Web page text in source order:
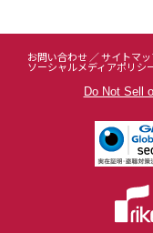
定期的な改善
当社は個人情
当社はお客様
正、削除、利
理的な範囲で
お問い合わせ サイトマ
ソーシャルメディアポリシ
Do Not Sell